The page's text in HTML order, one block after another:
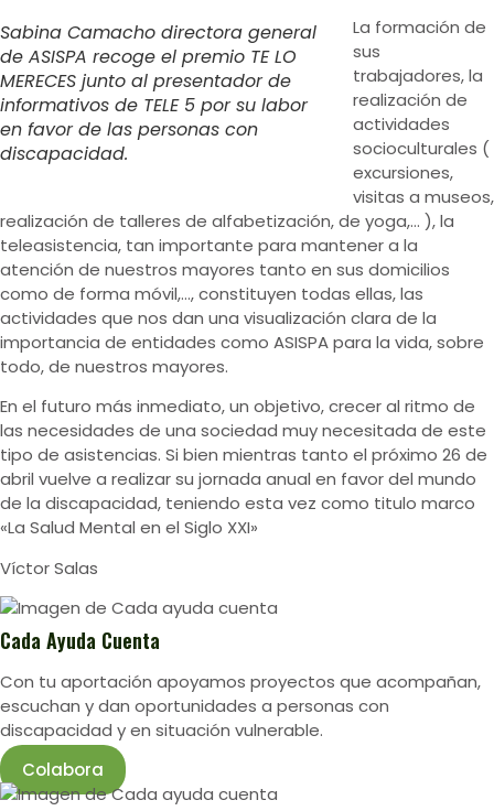
Sabina Camacho directora general
de ASISPA recoge el premio TE LO
MERECES junto al presentador de
informativos de TELE 5 por su labor
en favor de las personas con
discapacidad.
La formación de
sus
trabajadores, la
realización de
actividades
socioculturales (
excursiones,
visitas a museos,
realización de talleres de alfabetización, de yoga,… ), la
teleasistencia, tan importante para mantener a la
atención de nuestros mayores tanto en sus domicilios
como de forma móvil,…, constituyen todas ellas, las
actividades que nos dan una visualización clara de la
importancia de entidades como ASISPA para la vida, sobre
todo, de nuestros mayores.
En el futuro más inmediato, un objetivo, crecer al ritmo de
las necesidades de una sociedad muy necesitada de este
tipo de asistencias. Si bien mientras tanto el próximo 26 de
abril vuelve a realizar su jornada anual en favor del mundo
de la discapacidad, teniendo esta vez como titulo marco
«La Salud Mental en el Siglo XXI»
Víctor Salas
Cada Ayuda Cuenta
Con tu aportación apoyamos proyectos que acompañan,
escuchan y dan oportunidades a personas con
discapacidad y en situación vulnerable.
Colabora